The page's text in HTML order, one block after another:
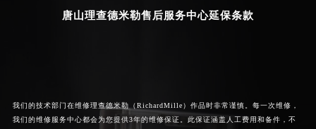
唐山理查德米勒售后服务中心延保条款
我们的技术部门在维修理查德米勒（RichardMille）作品时非常谨慎。每一次维修，
我们的维修服务中心都会为您提供3年的维修保证。此保证涵盖人工费用和备件，不